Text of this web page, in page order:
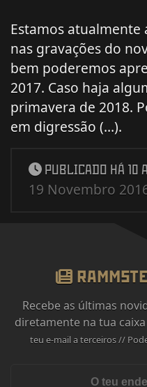
Estamos
nas gravações do
bem poderemos
2017. Caso haja
primavera de 2018.
em digressão (…).
PUBLICADO HÁ 10
19 Novembro
Recebe as últimas
diretamente na tua
teu e-mail a terceiros //